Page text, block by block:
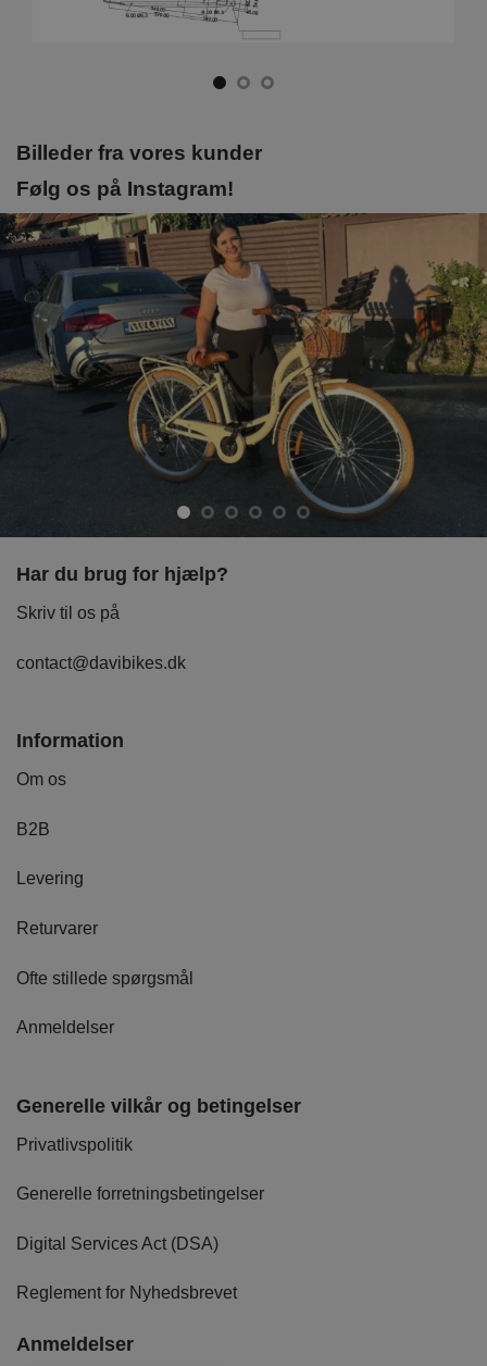
Billeder fra vores kunder
Følg os på Instagram!
Har du brug for hjælp?
Skriv til os på
contact@davibikes.dk
Information
Om os
B2B
Levering
Returvarer
Ofte stillede spørgsmål
Anmeldelser
Generelle vilkår og betingelser
Privatlivspolitik
Generelle forretningsbetingelser
Digital Services Act (DSA)
Reglement for Nyhedsbrevet
Anmeldelser